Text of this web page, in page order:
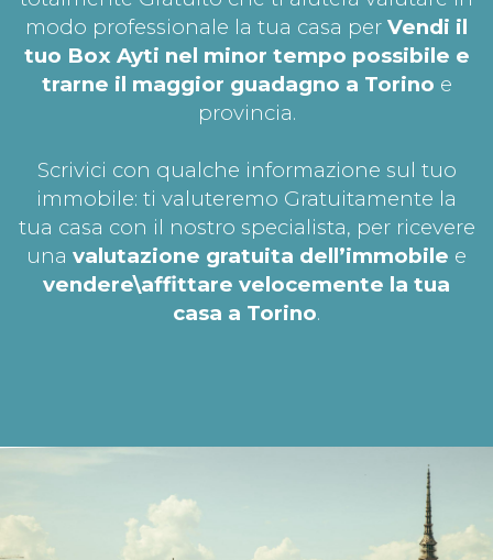
modo professionale la tua casa per Vendi il
tuo Box Ayti nel minor tempo possibile e
trarne il maggior guadagno a Torino e
provincia.
Scrivici con qualche informazione sul tuo
immobile: ti valuteremo Gratuitamente la
tua casa con il nostro specialista, per ricevere
una valutazione gratuita dell’immobile e
vendere\affittare velocemente la tua
casa a Torino.